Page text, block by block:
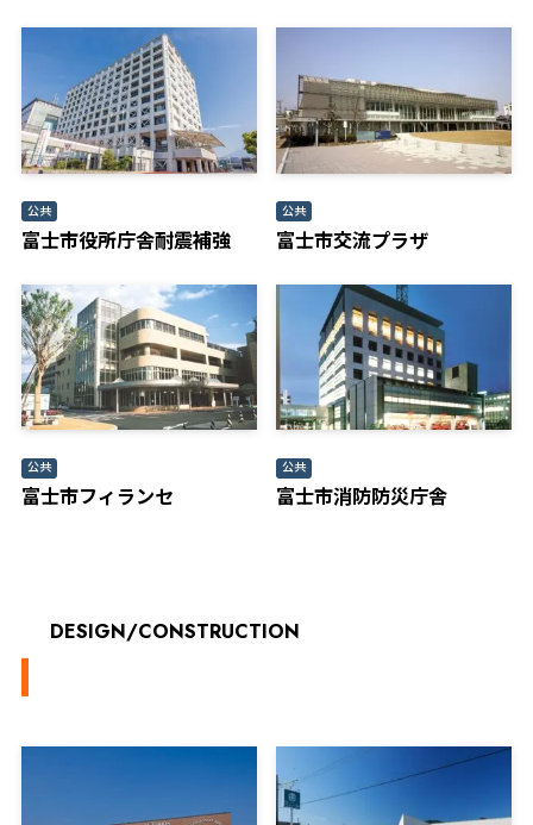
公共
富士市役所庁舎耐震補強
公共
富士市交流プラザ
公共
富士市フィランセ
公共
富士市消防防災庁舎
DESIGN/CONSTRUCTION